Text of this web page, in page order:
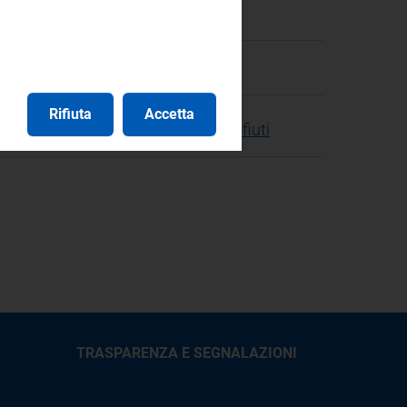
costi efficienti della gestione dei rifiuti
TRASPARENZA E SEGNALAZIONI
Rifiuta Accetta